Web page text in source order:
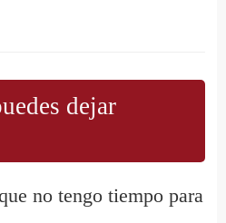
dejar
no tengo tiempo para